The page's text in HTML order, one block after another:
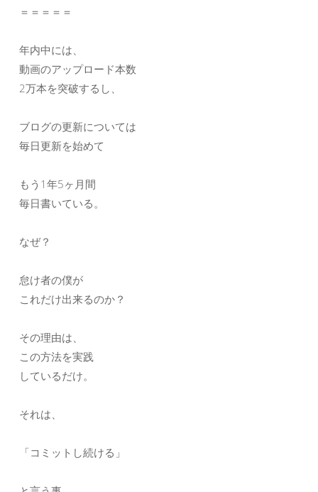
＝＝＝＝＝
年内中には、
動画のアップロード本数
2万本を突破するし、
ブログの更新については
毎日更新を始めて
もう1年5ヶ月間
毎日書いている。
なぜ？
怠け者の僕が
これだけ出来るのか？
その理由は、
この方法を実践
しているだけ。
それは、
「コミットし続ける」